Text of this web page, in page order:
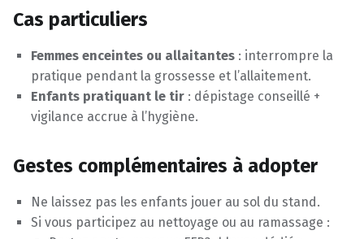
Cas particuliers
Femmes enceintes ou allaitantes : interrompre la
pratique pendant la grossesse et l’allaitement.
Enfants pratiquant le tir : dépistage conseillé +
vigilance accrue à l’hygiène.
Gestes complémentaires à adopter
Ne laissez pas les enfants jouer au sol du stand.
Si vous participez au nettoyage ou au ramassage :